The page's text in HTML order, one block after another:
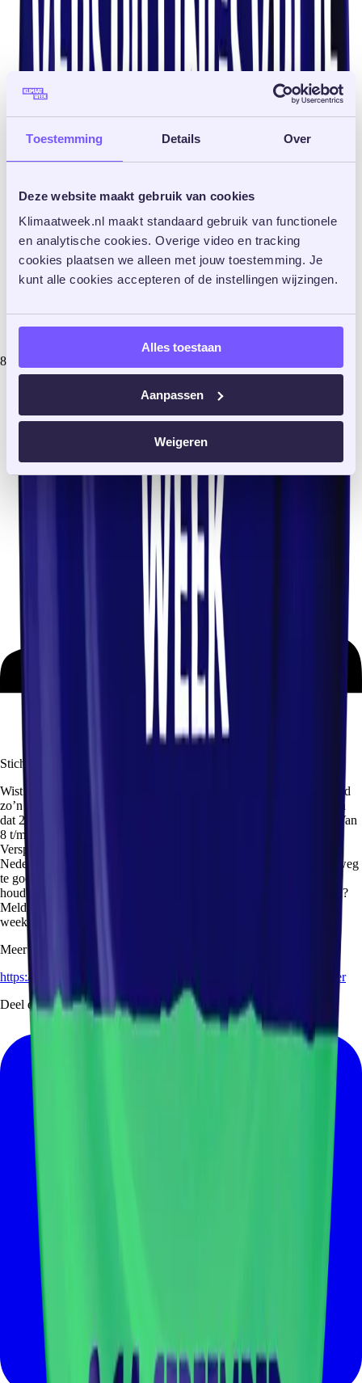
Toestemming Details Over
Deze website maakt gebruik van cookies
Klimaatweek.nl maakt standaard gebruik van functionele
en analytische cookies. Overige video en tracking
cookies plaatsen we alleen met jouw toestemming. Je
kunt alle cookies accepteren of de instellingen wijzingen.
Alles toestaan
Aanpassen
Weigeren
8 september 2025 tot 14 september 2025
Stichting Samen Tegen Voedselverspilling
Wist je dat we vaak meer eten verspillen dan we denken? Gemiddeld
zo’n 33 kilo per persoon per jaar. Voor alle Nederlanders samen zijn
dat 23 miljoen maaltijden per week! Er is dus nog veel te winnen. Van
8 t/m 14 september (week 37) organiseren we daarom opnieuw de
Verspillingsvrije Week en gaan we met een groot aantal partners
Nederlanders inspireren en activeren om een week lang geen eten weg
te gooien. Dit jaar is er extra aandacht voor de twee
houdbaarheidsdatums. Wil jij met jouw organisatie (weer) meedoen?
Meld je aan door te mailen naar
week@samentegenvoedselverspilling.nl . Meedoen is gratis.
Meer informatie:
https://samentegenvoedselverspilling.nl/verspillingsvrijeweekpartner
Deel dit evenement